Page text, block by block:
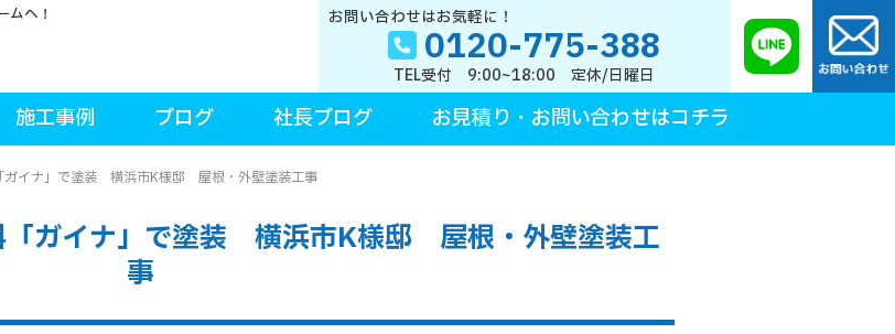
へ！ お問い合わせはお気軽に！
0120-775-388
TEL受付 9:00~18:00 定休/日曜日
施工事例 ブログ 社長ブログ お見積り・お問い合わせはコチラ
ガイナ」で塗装 横浜市K様邸 屋根・外壁塗装工事
「ガイナ」で塗装 横浜市K様邸 屋根・外壁塗装工
事